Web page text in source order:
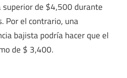
superior de $4,500 durante
Por el contrario, una
bajista podría hacer que el
de $ 3,400.